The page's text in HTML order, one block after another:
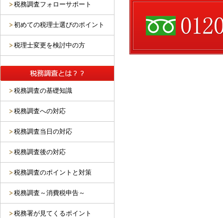
税務調査フォローサポート
初めての税理士選びのポイント
税理士変更を検討中の方
税務調査の基礎知識
税務調査への対応
税務調査当日の対応
税務調査後の対応
税務調査のポイントと対策
税務調査～消費税申告～
税務署が見てくるポイント